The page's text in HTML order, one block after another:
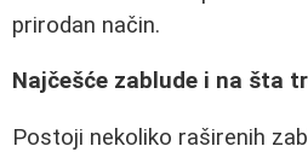
prirodan način.
Najčešće zablude i na šta
Postoji nekoliko raširenih